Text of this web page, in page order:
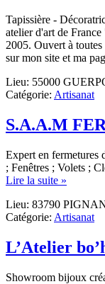
Tapissière -
atelier d'art de
2005. Ouvert à
sur mon site et ma
Lieu: 55000
Catégorie: Artisanat
S.A.A.M
Expert en
; Fenêtres ; Volets ;
Lire la suite »
Lieu: 83790
Catégorie: Artisanat
L’Atelier
Showroom bijoux